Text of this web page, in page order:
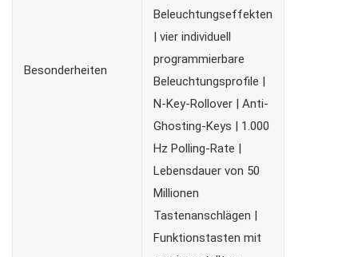
Besonderheiten
Beleuchtungseffekten
| vier individuell
programmierbare
Beleuchtungsprofile |
N-Key-Rollover | Anti-
Ghosting-Keys | 1.000
Hz Polling-Rate |
Lebensdauer von 50
Millionen
Tastenanschlägen |
Funktionstasten mit